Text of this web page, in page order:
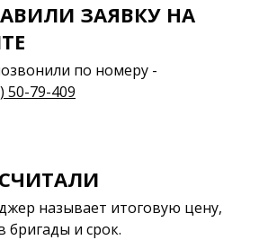
ЗАЯВКУ НА
по номеру -
50-79-409
называет итоговую цену,
бригады и срок.